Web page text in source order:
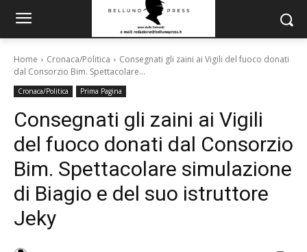
Home Cronaca/Politica
Consegnati gli zaini ai Vigili del fuoco donati
dal Consorzio Bim. Spettacolare...
Cronaca/Politica Prima Pagina
Consegnati gli zaini ai Vigili
del fuoco donati dal Consorzio
Bim. Spettacolare simulazione
di Biagio e del suo istruttore
Jeky